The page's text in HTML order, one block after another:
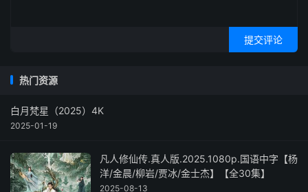
提交评论
热门资源
白月梵星（2025）4K
2025-01-19
凡人修仙传.真人版.2025.1080p.国语中字【杨
洋/金晨/柳岩/贾冰/金士杰】【全30集】
2025-08-13